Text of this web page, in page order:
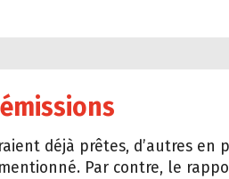
déjà prêtes, d’autres
Par contre, le